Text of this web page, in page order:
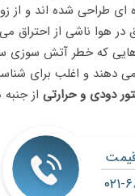
ای طراحی شده اند و از
هوا ناشی از احتراق می
که خطر آتش سوزی
دهند و اغلب برای
دودی و حرارتی از